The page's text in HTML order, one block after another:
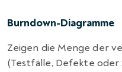
Burndown-Diagramme
Zeigen die Menge der
(Testfälle, Defekte oder